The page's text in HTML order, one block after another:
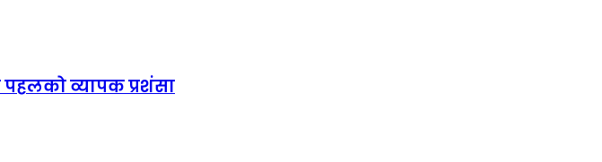
व्यापक प्रशंसा